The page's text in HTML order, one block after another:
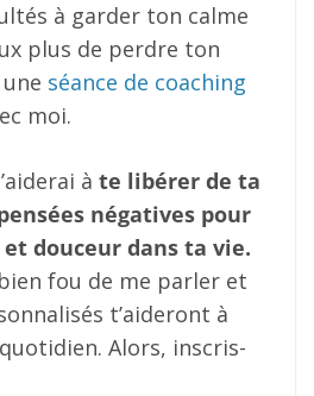
à garder ton calme
plus de perdre ton
séance de coaching
moi.
à te libérer de ta
négatives pour
douceur dans ta vie.
fou de me parler et
t’aideront à
Alors, inscris-